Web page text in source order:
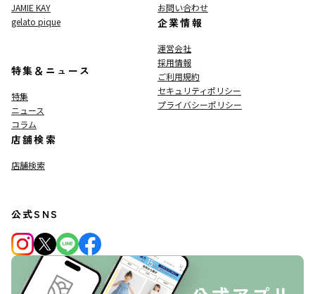
JAMIE KAY
gelato pique
特集＆ニュース
特集
ニュース
コラム
店舗検索
店舗検索
お問い合わせ
企業情報
運営会社
採用情報
ご利用規約
セキュリティポリシー
プライバシーポリシー
公式SNS